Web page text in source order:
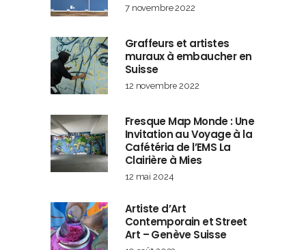
7 novembre 2022
Graffeurs et artistes
muraux à embaucher en
Suisse
12 novembre 2022
Fresque Map Monde : Une
Invitation au Voyage à la
Cafétéria de l’EMS La
Clairière à Mies
12 mai 2024
Artiste d’Art
Contemporain et Street
Art – Genève Suisse